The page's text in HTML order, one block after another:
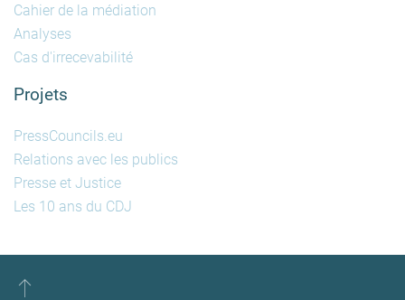
Cahier de la médiation
Analyses
Cas d'irrecevabilité
Projets
PressCouncils.eu
Relations avec les publics
Presse et Justice
Les 10 ans du CDJ